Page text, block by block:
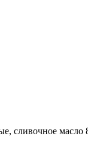
сливочное